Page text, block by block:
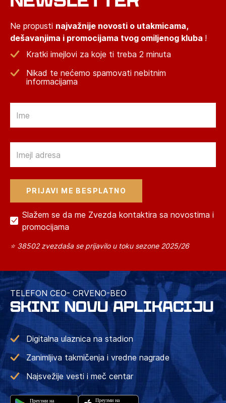
Ne propusti najvažnije novosti o utakmicama,
dešavanjima i promocijama tvog omiljenog kluba !
Kratki imejlovi za koje ti treba 2 minuta
Nikad te nećemo spamovati nebitnim
informacijama
Slažem se da me Zvezda kontaktira sa novostima i
promocijama
⭐ 38502 zvezdaša se prijavilo u toku sezone 2025/26
TELEFON CEO- CRVENO-BEO
SKINI NOVU APLIKACIJU
Digitalna ulaznica na stadion
Zanimljiva takmičenja i vredne nagrade
Najsvežije vesti i meč centar